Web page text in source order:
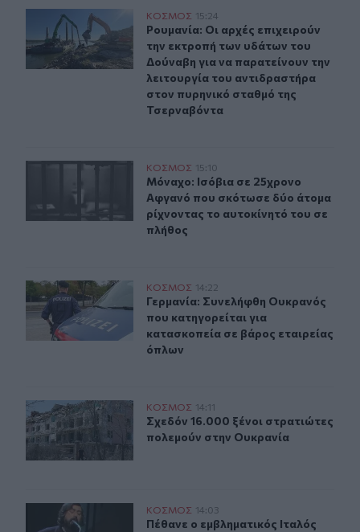
Ρουμανία: Οι αρχές επιχειρούν την εκτροπή των
ΚΟΣΜΟΣ 15:24
Ρουμανία: Οι αρχές επιχειρούν
Ρουμανία: Οι αρχές επιχειρούν
την εκτροπή των υδάτων του
Δούναβη για να παρατείνουν την
λειτουργία του αντιδραστήρα
στον πυρηνικό σταθμό της
Τσερναβόντα
Μόναχο: Ισόβια σε 25χρονο Αφγανό που σκότωσε δύο
ΚΟΣΜΟΣ 15:10
Μόναχο: Ισόβια σε 25χρονο
Μόναχο: Ισόβια σε 25χρονο
Αφγανό που σκότωσε δύο άτομα
ρίχνοντας το αυτοκίνητό του σε
πλήθος
Γερμανία: Συνελήφθη Ουκρανός που κατηγορείται για
ΚΟΣΜΟΣ 14:22
Γερμανία: Συνελήφθη Ουκρανός
Γερμανία: Συνελήφθη Ουκρανός
που κατηγορείται για
κατασκοπεία σε βάρος εταιρείας
όπλων
Σχεδόν 16.000 ξένοι στρατιώτες πολεμούν στην
ΚΟΣΜΟΣ 14:11
Σχεδόν 16.000 ξένοι στρατιώτες
Σχεδόν 16.000 ξένοι στρατιώτες
πολεμούν στην Ουκρανία
Πέθανε ο εμβληματικός Ιταλός τραγουδοποιός
ΚΟΣΜΟΣ 14:03
Πέθανε ο εμβληματικός Ιταλός
Πέθανε ο εμβληματικός Ιταλός